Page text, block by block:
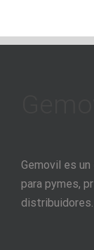
Gemovil es
para pymes,
distribuidores.